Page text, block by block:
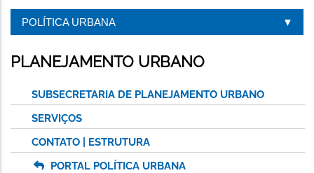
ESTA
PÁGINA
POLÍTICA URBANA
PLANEJAMENTO URBANO
SUBSECRETARIA DE PLANEJAMENTO URBANO
SERVIÇOS
CONTATO | ESTRUTURA
PORTAL POLÍTICA URBANA